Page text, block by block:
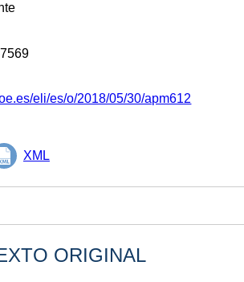
eli/es/o/2018/05/30/apm612
XML
ORIGINAL